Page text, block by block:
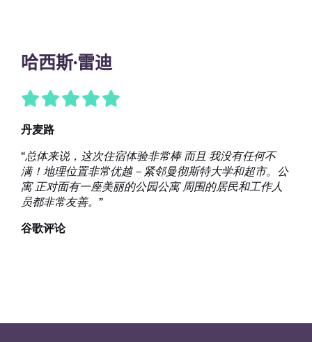
哈西斯·雷迪
丹麦路
“总体来说，这次住宿体验非常棒 而且 我没有任何不
满！地理位置非常优越－紧邻曼彻斯特大学和超市。公
寓 正对面有一座美丽的公园公寓 周围的居民和工作人
员都非常友善。 ”
谷歌评论